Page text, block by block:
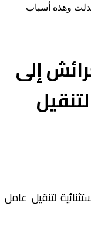
وهذه أسباب
إلى
لتنقيل عامل